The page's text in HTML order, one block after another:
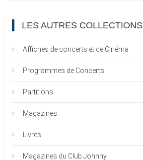
LES AUTRES COLLECTIONS
Affiches de concerts et de Cinéma
Programmes de Concerts
Partitions
Magazines
Livres
Magazines du Club Johnny